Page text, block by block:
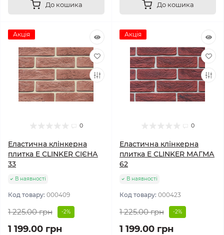
До кошика До кошика
Акція
0
Еластична клінкерна
плитка E СLINKER СІЄНА
33
В наявності
Код товару: 000409
1 225.00 грн -2%
1 199.00 грн
Акція
0
Еластична клінкерна
плитка E СLINKER МАГМА
62
В наявності
Код товару: 000423
1 225.00 грн -2%
1 199.00 грн